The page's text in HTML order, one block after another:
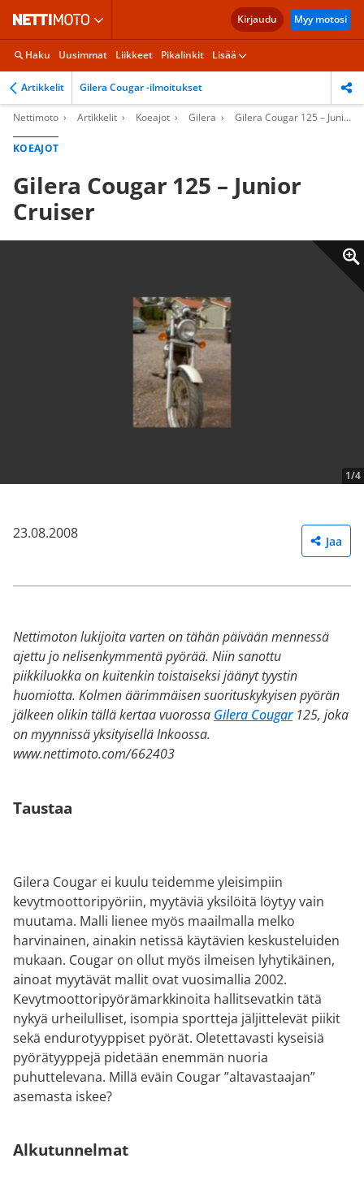
Kirjaudu Myy motosi
Haku Uusimmat Liikkeet Pikalinkit Lisää
Artikkelit Gilera Cougar -ilmoitukset
Nettimoto Artikkelit Koeajot Gilera Gilera Cougar 125 – Junior Cruiser
KOEAJOT
Gilera Cougar 125 – Junior
Cruiser
1/4
23.08.2008 Jaa
Nettimoton lukijoita varten on tähän päivään mennessä
ajettu jo nelisenkymmentä pyörää. Niin sanottu
piikkiluokka on kuitenkin toistaiseksi jäänyt tyystin
huomiotta. Kolmen äärimmäisen suorituskykyisen pyörän
jälkeen olikin tällä kertaa vuorossa Gilera Cougar125, joka
on myynnissä yksityisellä Inkoossa.
www.nettimoto.com/662403
Taustaa
Gilera Cougar ei kuulu teidemme yleisimpiin
kevytmoottoripyöriin, myytäviä yksilöitä löytyy vain
muutama. Malli lienee myös maailmalla melko
harvinainen, ainakin netissä käytävien keskusteluiden
mukaan. Cougar on ollut myös ilmeisen lyhytikäinen,
ainoat myytävät mallit ovat vuosimallia 2002.
Kevytmoottoripyörämarkkinoita hallitsevatkin tätä
nykyä urheilulliset, isompia sportteja jäljittelevät piikit
sekä endurotyyppiset pyörät. Oletettavasti kyseisiä
pyörätyyppejä pidetään enemmän nuoria
puhuttelevana. Millä eväin Cougar ”altavastaajan”
asemasta iskee?
Alkutunnelmat